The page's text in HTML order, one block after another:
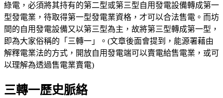
綠電，必須將其持有的第二型或第三型自用發電設備轉成第一
型發電業，待取得第一型發電業資格，才可以合法售電。而坊
間的自用發電設備又以第三型為主，故將第三型轉成第一型，
即為大家俗稱的「三轉一」。(文章後面會提到，能源署藉由
解釋電業法的方式，開放自用發電端可以賣電給售電業，或可
以理解為透過售電業賣電)
三轉一歷史脈絡